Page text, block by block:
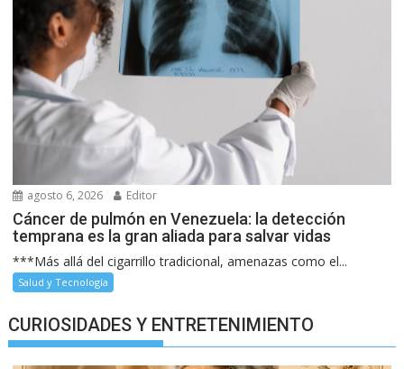
agosto 6, 2026 Editor
Cáncer de pulmón en Venezuela: la detección
temprana es la gran aliada para salvar vidas
***Más allá del cigarrillo tradicional, amenazas como el...
Salud y Tecnología
CURIOSIDADES Y ENTRETENIMIENTO